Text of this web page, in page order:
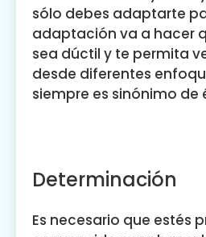
sólo debes adaptarte
adaptación va a hacer
sea dúctil y te permita
desde diferentes
siempre es sinónimo de
Determinación
Es necesario que estés